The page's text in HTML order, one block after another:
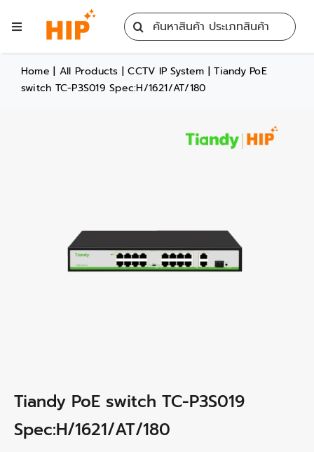
Toggle
Home
Services
Search
for:
Home | All Products |CCTV IP System |Tiandy PoE
switch TC-P3S019 Spec:H/1621/AT/180
Tiandy PoE switch TC-P3S019
Spec:H/1621/AT/180